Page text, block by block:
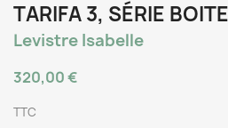
TARIFA 3, SÉRIE
Levistre Isabelle
320,00 €
TTC